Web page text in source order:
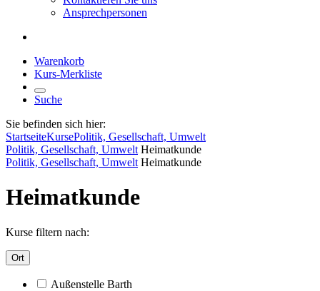
Ansprechpersonen
Warenkorb
Kurs-Merkliste
Suche
Sie befinden sich hier:
StartseiteKursePolitik, Gesellschaft, Umwelt
Politik, Gesellschaft, Umwelt Heimatkunde
Politik, Gesellschaft, Umwelt Heimatkunde
Heimatkunde
Kurse filtern nach:
Ort
Außenstelle Barth